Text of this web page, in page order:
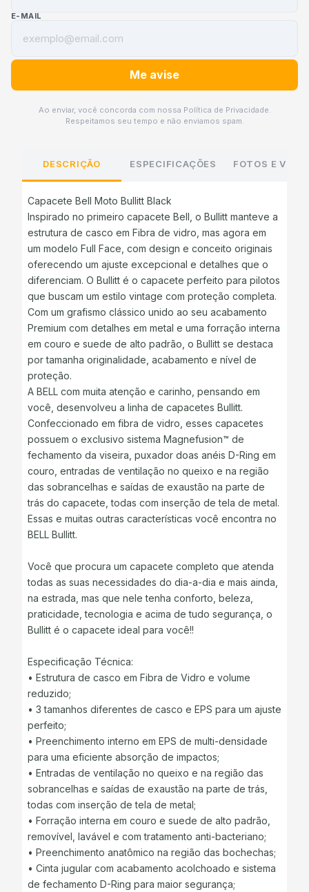
E-MAIL
Ao enviar, você concorda com nossa Política de Privacidade.
Respeitamos seu tempo e não enviamos spam.
DESCRIÇÃO ESPECIFICAÇÕES FOTOS E
Capacete Bell Moto Bullitt Black
Inspirado no primeiro capacete Bell, o Bullitt manteve a
estrutura de casco em Fibra de vidro, mas agora em
um modelo Full Face, com design e conceito originais
oferecendo um ajuste excepcional e detalhes que o
diferenciam. O Bullitt é o capacete perfeito para pilotos
que buscam um estilo vintage com proteção completa.
Com um grafismo clássico unido ao seu acabamento
Premium com detalhes em metal e uma forração interna
em couro e suede de alto padrão, o Bullitt se destaca
por tamanha originalidade, acabamento e nível de
proteção.
A BELL com muita atenção e carinho, pensando em
você, desenvolveu a linha de capacetes Bullitt.
Confeccionado em fibra de vidro, esses capacetes
possuem o exclusivo sistema Magnefusion™ de
fechamento da viseira, puxador doas anéis D-Ring em
couro, entradas de ventilação no queixo e na região
das sobrancelhas e saídas de exaustão na parte de
trás do capacete, todas com inserção de tela de metal.
Essas e muitas outras características você encontra no
BELL Bullitt.
Você que procura um capacete completo que atenda
todas as suas necessidades do dia-a-dia e mais ainda,
na estrada, mas que nele tenha conforto, beleza,
praticidade, tecnologia e acima de tudo segurança, o
Bullitt é o capacete ideal para você!!
Especificação Técnica:
• Estrutura de casco em Fibra de Vidro e volume
reduzido;
• 3 tamanhos diferentes de casco e EPS para um ajuste
perfeito;
• Preenchimento interno em EPS de multi-densidade
para uma eficiente absorção de impactos;
• Entradas de ventilação no queixo e na região das
sobrancelhas e saídas de exaustão na parte de trás,
todas com inserção de tela de metal;
• Forração interna em couro e suede de alto padrão,
removível, lavável e com tratamento anti-bacteriano;
• Preenchimento anatômico na região das bochechas;
• Cinta jugular com acabamento acolchoado e sistema
de fechamento D-Ring para maior segurança;